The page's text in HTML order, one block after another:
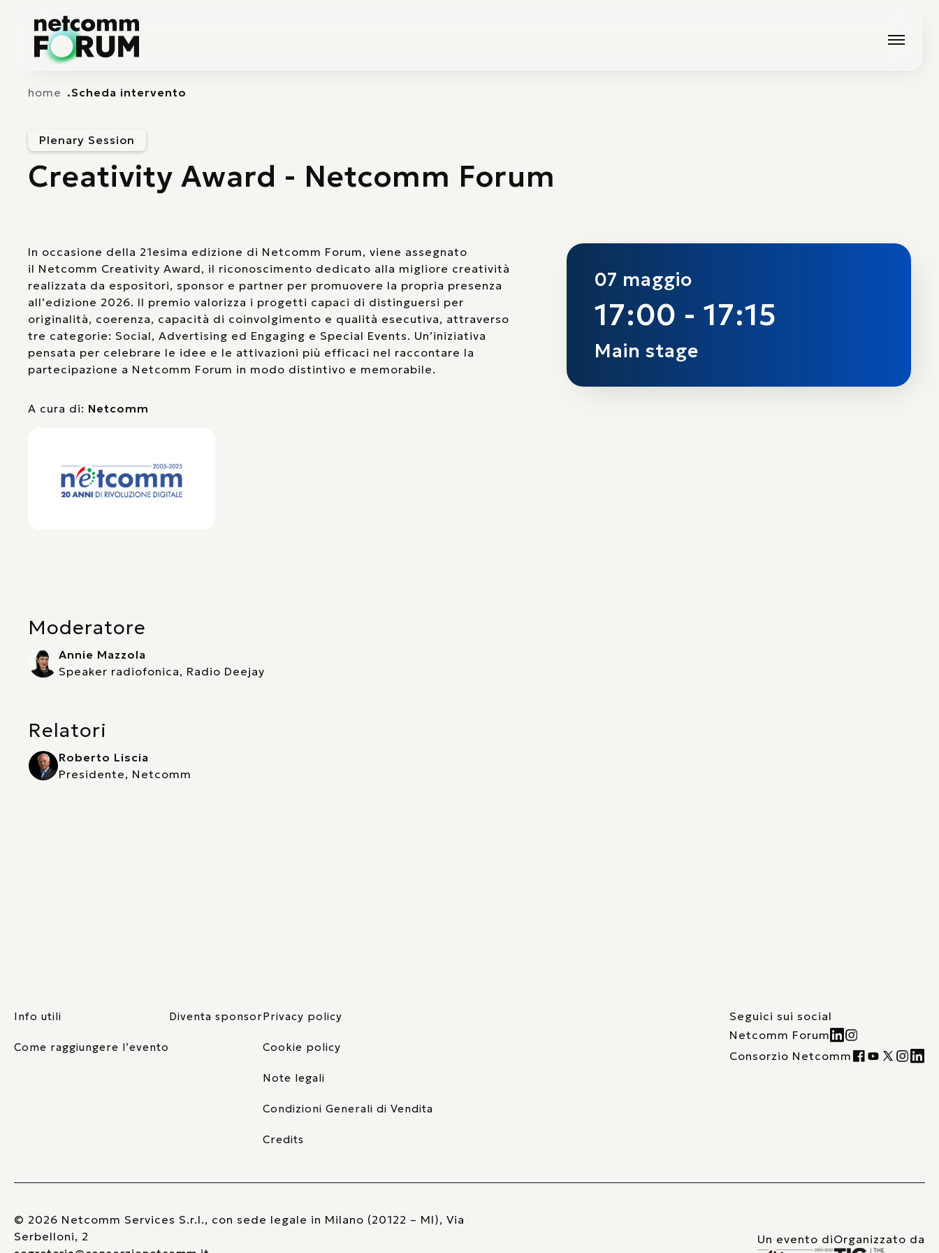
home Scheda intervento
Plenary Session
Creativity Award - Netcomm Forum
In occasione della 21esima edizione di Netcomm Forum, viene assegnato
il Netcomm Creativity Award, il riconoscimento dedicato alla migliore creatività
realizzata da espositori, sponsor e partner per promuovere la propria presenza
all’edizione 2026. Il premio valorizza i progetti capaci di distinguersi per
originalità, coerenza, capacità di coinvolgimento e qualità esecutiva, attraverso
tre categorie: Social, Advertising ed Engaging e Special Events. Un’iniziativa
pensata per celebrare le idee e le attivazioni più efficaci nel raccontare la
partecipazione a Netcomm Forum in modo distintivo e memorabile.
A cura di: Netcomm
07 maggio
17:00 - 17:15
Main stage
Moderatore
Annie Mazzola
Speaker radiofonica, Radio Deejay
Relatori
Roberto Liscia
Presidente, Netcomm
Info utili
Come raggiungere l’evento
Diventa sponsorPrivacy policy
Cookie policy
Note legali
Condizioni Generali di Vendita
Credits
Seguici sui social
Netcomm Forum
Consorzio Netcomm
© 2026 Netcomm Services S.r.l., con sede legale in Milano (20122 – MI), Via
Serbelloni, 2
Un evento diOrganizzato da